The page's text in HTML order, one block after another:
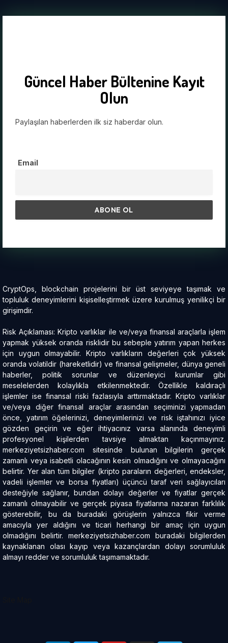
Güncel Haber Bültenine Kayıt
Olun
Paylaşılan haberlerden ilk siz haberdar olun.
Email
CryptOps, blockchain projelerini bir üst seviyeye taşımak ve
topluluk deneyimlerini kişiselleştirmek üzere kurulmuş yenilikçi bir
girişimdir.
Risk Açıklaması: Kripto varlıklar ile ve/veya finansal araçlarla işlem
yapmak yüksek oranda risklidir bu sebeple yatırım yapan herkes
için uygun olmayabilir. Kripto varlıkların değerleri çok yüksek
oranda volatildir (hareketlidir) ve finansal gelişmeler, dünya geneli
haberler, politik sorunlar ve düzenleyici kurumlar gibi
meselelerden kolaylıkla etkilenmektedir. Özellikle kaldıraçlı
işlemler ise finansal riski fazlasıyla arttırmaktadır. Kripto varlıklar
ve/veya diğer finansal araçlar arasından seçiminizi yapmadan
önce, yatırım öğelerinizi, deneyimlerinizi ve risk iştahınızı iyice
gözden geçirin ve eğer ihtiyacınız varsa alanında deneyimli
profesyonel kişilerden tavsiye almaktan kaçınmayınız.
merkeziyetsizhaber.com sitesinde bulunan bilgilerin gerçek
zamanlı veya isabetli olacağının kesin olmadığını ve olmayacağını
belirtir. Yer alan tüm bilgiler (kripto paraların değerleri, endeksler,
vadeli işlemler ve borsa fiyatları) üçüncü taraf veri sağlayıcıları
desteğiyle sağlanır, bundan dolayı değerler ve fiyatlar gerçek
zamanlı olmayabilir ve gerçek piyasa fiyatlarına nazaran farklılık
gösterebilir, bu da buradaki görüşlerin yalnızca fikir verme
amacıyla yer aldığını ve ticari herhangi bir amaç için uygun
olmadığını belirtir. merkeziyetsizhaber.com buradaki bilgilerden
kaynaklanan olası kayıp veya kazançlardan dolayı sorumluluk
almayı redder ve sorumluluk taşımamaktadır.